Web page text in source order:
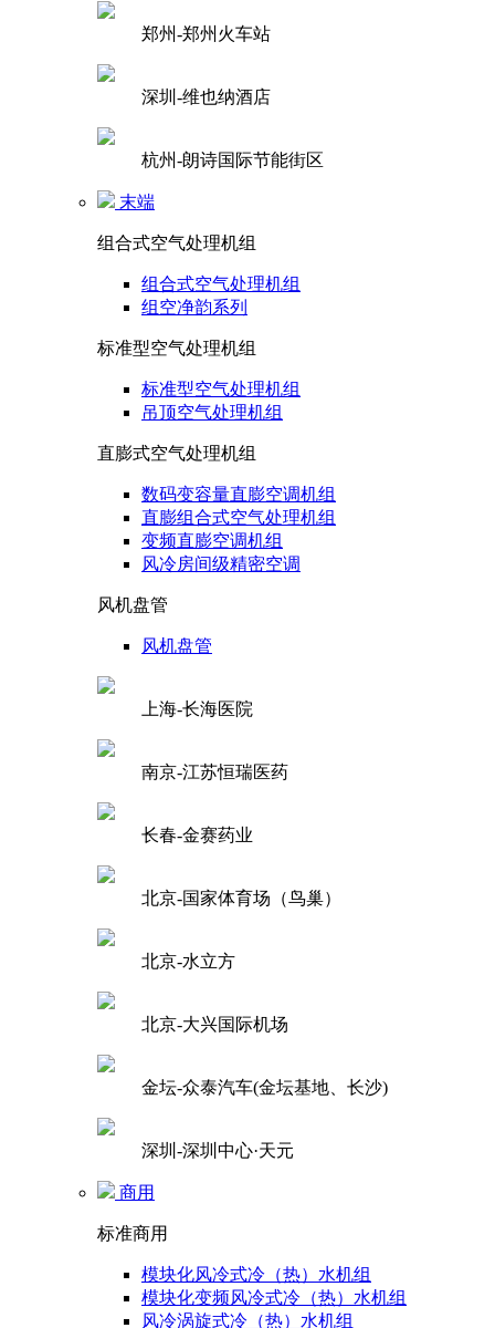
郑州-郑州火车站
深圳-维也纳酒店
杭州-朗诗国际节能街区
末端
组合式空气处理机组
组合式空气处理机组
组空净韵系列
标准型空气处理机组
标准型空气处理机组
吊顶空气处理机组
直膨式空气处理机组
数码变容量直膨空调机组
直膨组合式空气处理机组
变频直膨空调机组
风冷房间级精密空调
风机盘管
风机盘管
上海-长海医院
南京-江苏恒瑞医药
长春-金赛药业
北京-国家体育场（鸟巢）
北京-水立方
北京-大兴国际机场
金坛-众泰汽车(金坛基地、长沙)
深圳-深圳中心·天元
商用
标准商用
模块化风冷式冷（热）水机组
模块化变频风冷式冷（热）水机组
风冷涡旋式冷（热）水机组